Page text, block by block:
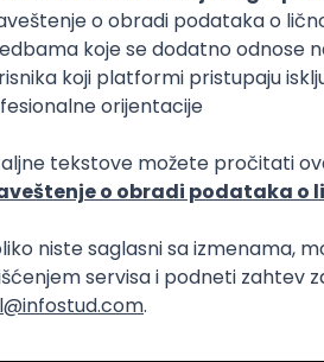
sa pacijentima
plata)